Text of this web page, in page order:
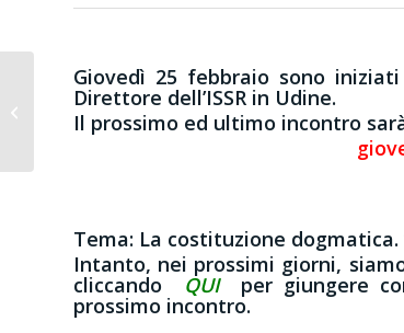
Giovedì 25 febbraio sono
Direttore dell’ISSR in Udine.
Il prossimo ed ultimo incontro
Tema: La costituzione
Intanto, nei prossimi giorni,
cliccando QUI per giungere
prossimo incontro.
4^ Domenica di
Pasqua